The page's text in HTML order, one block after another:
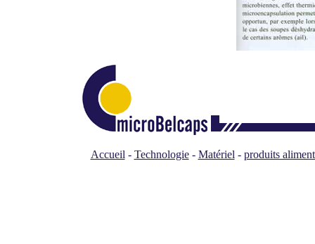
Accueil - Technologie- Matériel - produits